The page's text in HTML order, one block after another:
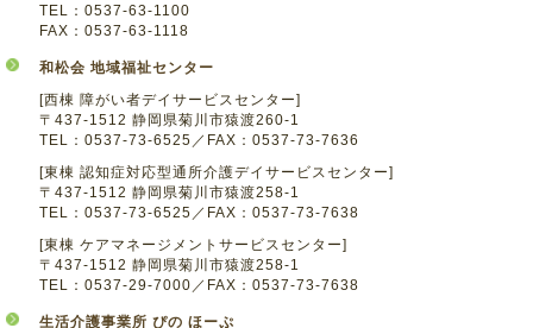
TEL：0537-63-1100
FAX：0537-63-1118
和松会 地域福祉センター
[西棟 障がい者デイサービスセンター]
〒437-1512 静岡県菊川市猿渡260-1
TEL：0537-73-6525／FAX：0537-73-7636
[東棟 認知症対応型通所介護デイサービスセンター]
〒437-1512 静岡県菊川市猿渡258-1
TEL：0537-73-6525／FAX：0537-73-7638
[東棟 ケアマネージメントサービスセンター]
〒437-1512 静岡県菊川市猿渡258-1
TEL：0537-29-7000／FAX：0537-73-7638
生活介護事業所 ぴの ほーぷ